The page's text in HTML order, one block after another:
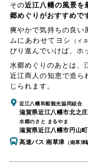
その近江八幡の風景を
郷めぐりがおすすめで
爽やかで気持ちの良い
ムにあわせてヨシ
（イ
びり進んでいけば、ホ
水郷めぐりのあとは、
近江商人の知恵で造ら
じられます。
近江八幡和船観光協同組合
滋賀県近江八幡市北之
水郷のさと まるやま
滋賀県近江八幡市円山
高速バス 南草津 （南草津